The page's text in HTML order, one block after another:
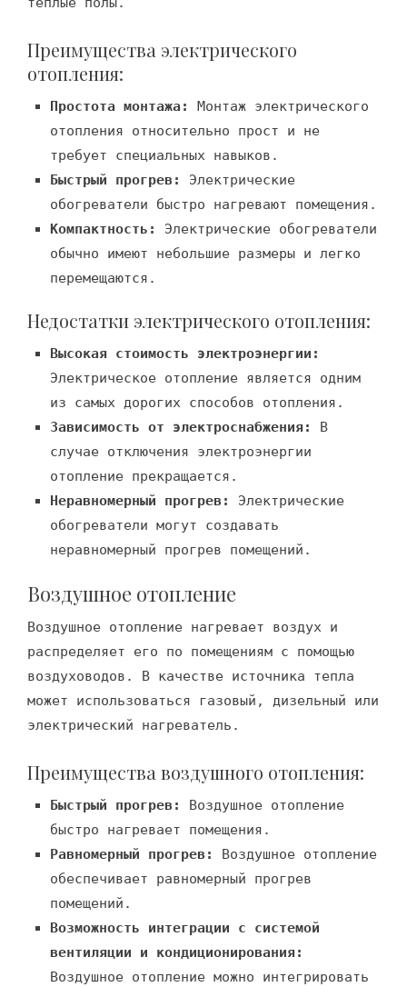
Преимущества электрического
отопления:
Простота монтажа:
Монтаж электрического
отопления относительно прост и не
требует специальных навыков.
Быстрый прогрев:
Электрические
обогреватели быстро нагревают помещения.
Компактность:
Электрические обогреватели
обычно имеют небольшие размеры и легко
перемещаются.
Недостатки электрического отопления:
Высокая стоимость электроэнергии:
Электрическое отопление является одним
из самых дорогих способов отопления.
Зависимость от электроснабжения:
В
случае отключения электроэнергии
отопление прекращается.
Неравномерный прогрев:
Электрические
обогреватели могут создавать
неравномерный прогрев помещений.
Воздушное отопление
Воздушное отопление нагревает воздух и
распределяет его по помещениям с помощью
воздуховодов. В качестве источника тепла
может использоваться газовый, дизельный или
электрический нагреватель.
Преимущества воздушного отопления:
Быстрый прогрев:
Воздушное отопление
быстро нагревает помещения.
Равномерный прогрев:
Воздушное отопление
обеспечивает равномерный прогрев
помещений.
Возможность интеграции с системой
вентиляции и кондиционирования:
Воздушное отопление можно интегрировать